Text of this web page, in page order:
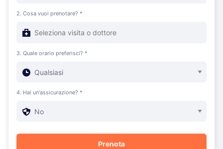
2. Cosa vuoi prenotare? *
3. Quale orario preferisci? *
4. Hai un'assicurazione? *